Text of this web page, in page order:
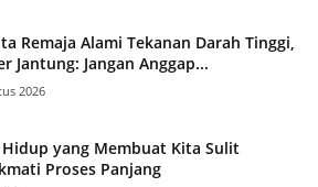
Remaja Alami Tekanan Darah Tinggi,
Jantung: Jangan Anggap...
2026
Hidup yang Membuat Kita Sulit
Proses Panjang